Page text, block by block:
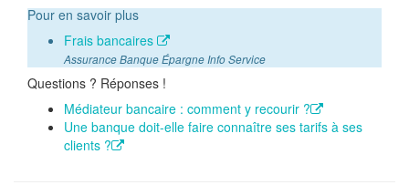
Pour en savoir plus
Frais bancaires
Assurance Banque Épargne Info Service
Questions ? Réponses !
Médiateur bancaire : comment y recourir ?
Une banque doit-elle faire connaître ses tarifs à ses
clients ?